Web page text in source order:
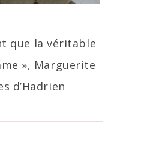
que la véritable
», Marguerite
d’Hadrien